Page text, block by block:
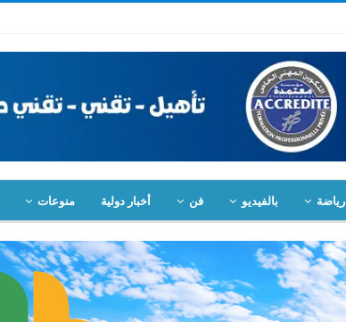
رياضة بالفيديو فن أخبار دولية منوعات